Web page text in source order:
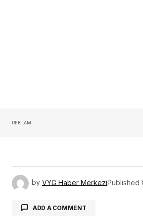
BUNLAR DA İLGİNİZİ ÇEKEBİLİR